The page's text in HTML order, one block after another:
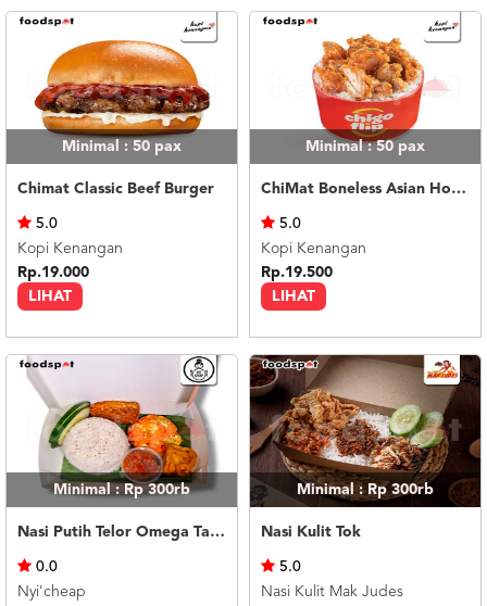
Minimal : 50 pax
Chimat Classic Beef Burger
LIHAT
5.0
Kopi Kenangan
Rp.19.000
Minimal : 50 pax
ChiMat Boneless Asian Honey Soy
LIHAT
5.0
Kopi Kenangan
Rp.19.500
Minimal : Rp 300rb
Nasi Putih Telor Omega Tahu Tempe
0.0
Nyi'cheap
Minimal : Rp 300rb
Nasi Kulit Tok
5.0
Nasi Kulit Mak Judes